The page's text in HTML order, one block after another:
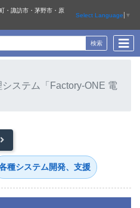
・諏訪市・茅野市・原
Select Language ▼
ステム「Factory-ONE 電
種システム開発、支援